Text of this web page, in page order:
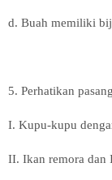
d. Buah memiliki
5. Perhatikan
I. Kupu-kupu
II. Ikan remora dan